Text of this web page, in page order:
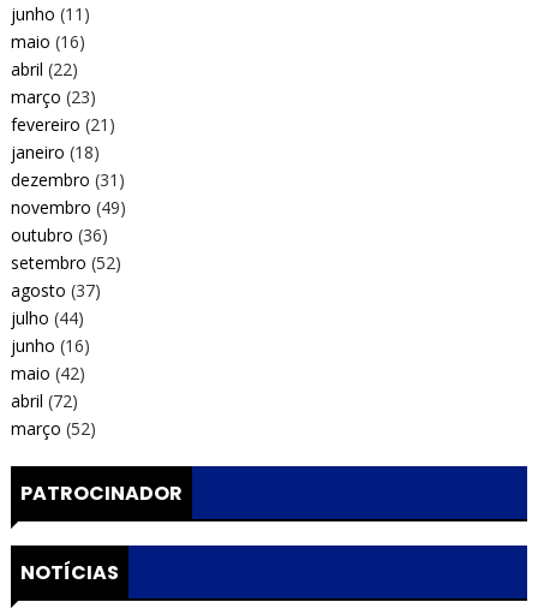
junho (11)
maio (16)
abril (22)
março (23)
fevereiro (21)
janeiro (18)
dezembro (31)
novembro (49)
outubro (36)
setembro (52)
agosto (37)
julho (44)
junho (16)
maio (42)
abril (72)
março (52)
PATROCINADOR
NOTÍCIAS